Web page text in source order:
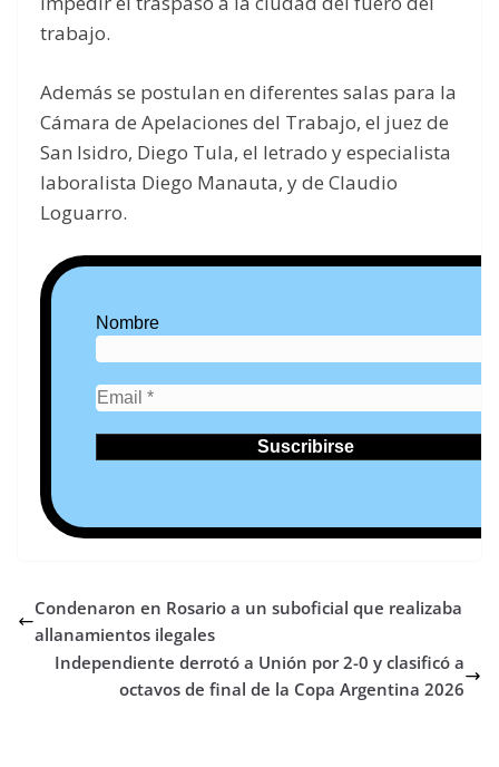
trabajo.
Además se postulan en diferentes salas para la
Cámara de Apelaciones del Trabajo, el juez de
San Isidro, Diego Tula, el letrado y especialista
laboralista Diego Manauta, y de Claudio
Loguarro.
Nombre
Condenaron en Rosario a un suboficial que realizaba
allanamientos ilegales
Independiente derrotó a Unión por 2-0 y clasificó a
octavos de final de la Copa Argentina 2026